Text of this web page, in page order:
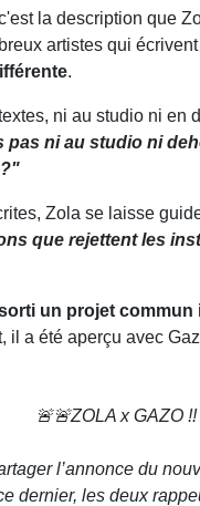
la description que
artistes qui
.
ni au studio ni en
ni au studio ni
Zola se laisse
que rejettent les
un projet commun
il a été aperçu avec
🚨🚨ZOLA x GAZO !!
l’annonce du
dernier, les deux